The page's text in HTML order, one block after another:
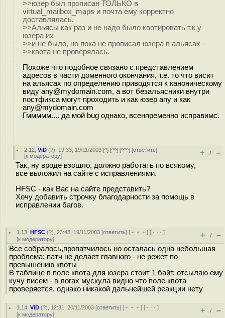
>>юзер был прописан ТОЛЬКО в
virtual_mailbox_maps и почта ему корректно
доставлялась.
>>Альясы как раз и не надо было квотировать т.к у
юзера их
>>и не было, но пока не прописал юзера в альясах -
>>квота не проверялась.
Похоже что подобное связано с представлением
адресов в части доменного окончания, т.е. то что висит
на альясах по определению приводятся к каноническому
виду any@mydomain.com, а вот безальясники внутри
постфикса могут проходить и как юзер any и как
any@mydomain.com
Гммммм.... да мой bug однако, всенпременно исправимс.
2.12 ,ViD (?), 19:33, 19/11/2003 [^] [^^] [^^^] [ответить]
[к модератору] + / –
Так, ну вроде взошло, должно работать по всякому,
все выложил на сайте с исправлениями.
HFSC - как Вас на сайте представить?
Хочу добавить строчку благодарности за помощь в
исправлении багов.
1.13 ,HFSC (?), 23:48, 19/11/2003 [ответить] [ ﹢﹢﹢] [ · · ·]
[к модератору] + / –
Все собралось,пропатчилось но осталась одна небольшая
проблема: патч не делает главного - не режет по
превышению квоты
В таблице в поле квота для юзера стоит 1 байт, отсылаю ему
кучу писем - в логах мускула видно что поле квота
проверяется, однако никакой дальнейшей реакции нету
1.14 ,ViD (?), 12:31, 20/11/2003 [ответить] [ ﹢﹢﹢] [ · · ·]
[к модератору] + / –